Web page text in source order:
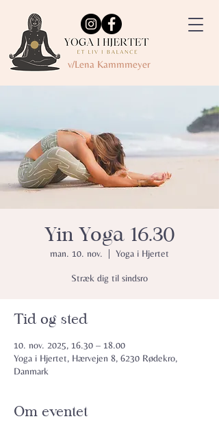
v/Lena Kammmeyer
Yin Yoga 16.30
man. 10. nov. Yoga i Hjertet
Stræk dig til sindsro
Tid og sted
10. nov. 2025, 16.30 – 18.00
Yoga i Hjertet, Hærvejen 8, 6230 Rødekro,
Danmark
Om eventet